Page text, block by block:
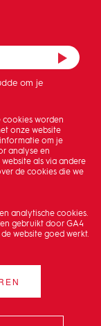
cookies worden
onze website
om je
analyse en
als via andere
de cookies die we
analytische cookies.
gebruikt door GA4
website goed werkt.
om je